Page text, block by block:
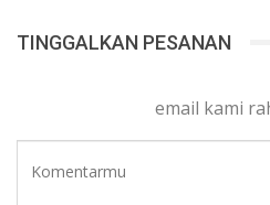
TINGGALKAN PESANAN
email kami